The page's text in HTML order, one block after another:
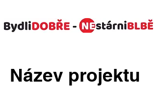
Název projektu